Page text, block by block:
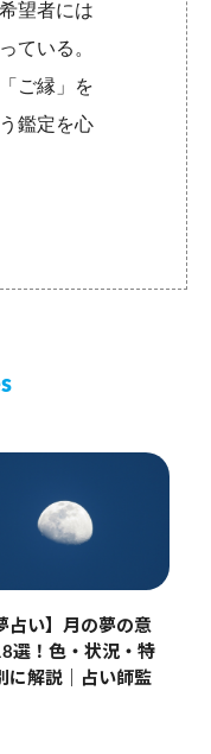
望者には
ている。
ご縁」を
鑑定を心
占い】月の夢の意
選！色・状況・特
に解説｜占い師監